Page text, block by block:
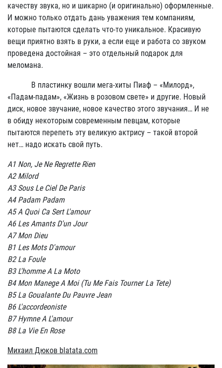
качеству звука, но и шикарно (и оригинально) оформленные.
И можно только отдать дань уважения тем компаниям,
которые пытаются сделать что-то уникальное. Красивую
вещи приятно взять в руки, а если еще и работа со звуком
проведена достойная – это отдельный подарок для
меломана.
В пластинку вошли мега-хиты Пиаф – «Милорд»,
«Падам-падам», «Жизнь в розовом свете» и другие. Новый
диск, новое звучание, новое качество этого звучания… И не
в обиду некоторым современным певцам, которые
пытаются перепеть эту великую актрису – такой второй
нет… надо искать свой путь.
A1 Non, Je Ne Regrette Rien
A2 Milord
A3 Sous Le Ciel De Paris
A4 Padam Padam
A5 A Quoi Ca Sert L'amour
A6 Les Amants D'un Jour
A7 Mon Dieu
B1 Les Mots D'amour
B2 La Foule
B3 L'homme A La Moto
B4 Mon Manege A Moi (Tu Me Fais Tourner La Tete)
B5 La Goualante Du Pauvre Jean
B6 L'accordeoniste
B7 Hymne A L'amour
B8 La Vie En Rose
Михаил Дюков blatata.com